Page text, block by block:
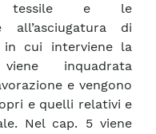
tessile e le
all’asciugatura di
cui interviene la
inquadrata
e vengono
e quelli relativi e
Nel cap. 5 viene